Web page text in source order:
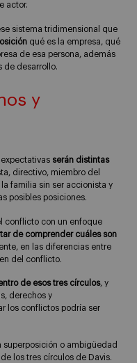
actor.
sistema tridimensional que
qué es la empresa, qué
de esa persona, además
de desarrollo.
y
serán distintas
directivo, miembro del
familia sin ser accionista y
posibles posiciones.
conflicto con un enfoque
de comprender cuáles son
en las diferencias entre
del conflicto.
de esos tres círculos, y
derechos y
los conflictos podría ser
superposición o ambigüedad
los tres círculos de Davis.